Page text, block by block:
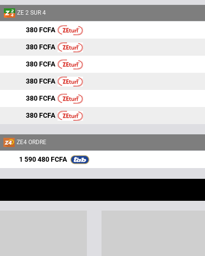
ZE 2 SUR 4
380 FCFA
380 FCFA
380 FCFA
380 FCFA
380 FCFA
380 FCFA
ZE4 ORDRE
1 590 480 FCFA